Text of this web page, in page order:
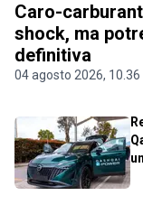
Caro-
shock, ma
definitiva
04 agosto 2026, 10.36